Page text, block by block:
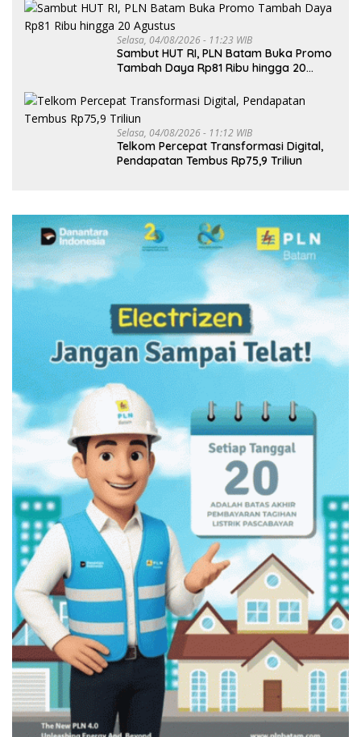
Selasa, 04/08/2026 - 11:23 WIB
Sambut HUT RI, PLN Batam Buka Promo
Tambah Daya Rp81 Ribu hingga 20
Selasa, 04/08/2026 - 11:12 WIB
Telkom Percepat Transformasi Digital,
Pendapatan Tembus Rp75,9 Triliun